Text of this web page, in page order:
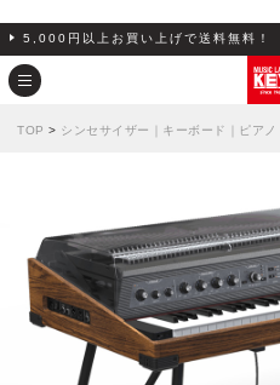
5,000円以上お買い上げで送料無料！
TOP > シンセサイザー｜キーボード｜ピアノ